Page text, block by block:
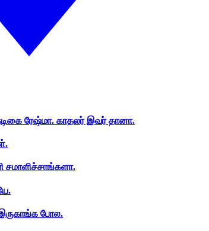
ரேஷ்மா. காதலர் இவர் தானா.
சமாளிச்சாங்களா.
போல.